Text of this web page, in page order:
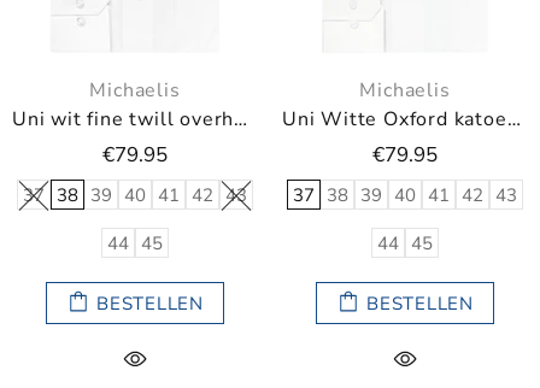
Michaelis
Uni wit fine twill overhemd
€79.95
38 39 40 41 42 43
45
BESTELLEN
Michaelis
Uni Witte Oxford katoenen overhemd
€79.95
37 38 39 40 41 42 43
45
BESTELLEN
37